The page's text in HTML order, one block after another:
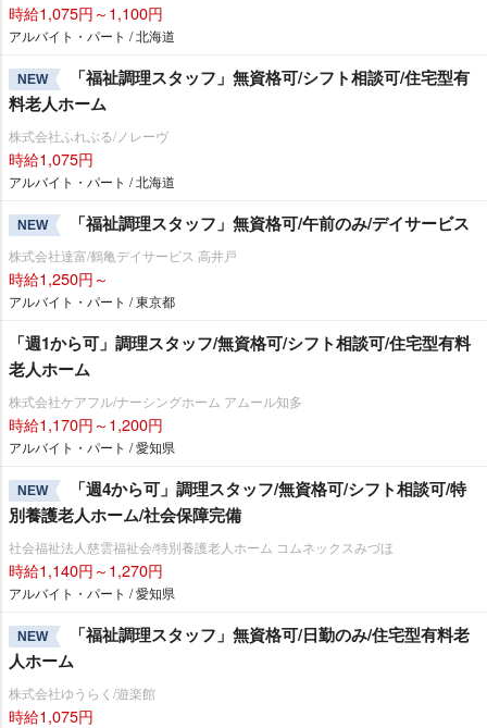
時給1,075円～1,100円
アルバイト・パート / 北海道
NEW
「福祉調理スタッフ」無資格可/シフト相談可/住宅型有
料老人ホーム
株式会社ふれぶる/ノレーヴ
時給1,075円
アルバイト・パート / 北海道
NEW 「福祉調理スタッフ」無資格可/午前のみ/デイサービス
株式会社達富/鶴亀デイサービス 高井戸
時給1,250円～
アルバイト・パート / 東京都
「週1から可」調理スタッフ/無資格可/シフト相談可/住宅型有料
老人ホーム
株式会社ケアフル/ナーシングホーム アムール知多
時給1,170円～1,200円
アルバイト・パート / 愛知県
NEW
「週4から可」調理スタッフ/無資格可/シフト相談可/特
別養護老人ホーム/社会保障完備
社会福祉法人慈雲福祉会/特別養護老人ホーム コムネックスみづほ
時給1,140円～1,270円
アルバイト・パート / 愛知県
NEW
「福祉調理スタッフ」無資格可/日勤のみ/住宅型有料老
人ホーム
株式会社ゆうらく/遊楽館
時給1,075円